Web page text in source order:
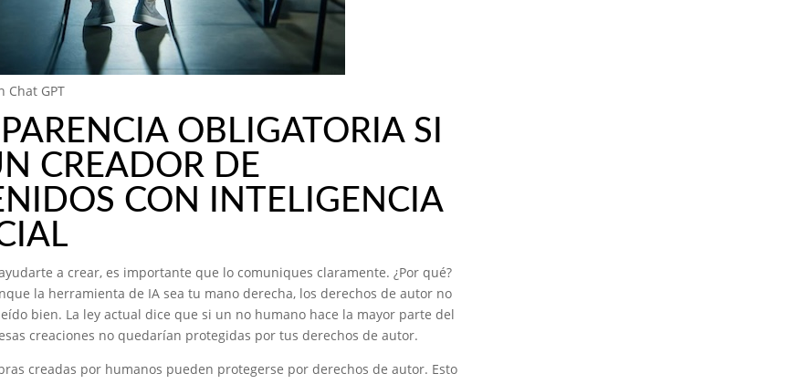
Chat GPT
OBLIGATORIA SI
CREADOR DE
CON INTELIGENCIA
a crear, es importante que lo comuniques claramente. ¿Por qué?
la herramienta de IA sea tu mano derecha, los derechos de autor no
bien. La ley actual dice que si un no humano hace la mayor parte del
creaciones no quedarían protegidas por tus derechos de autor.
creadas por humanos pueden protegerse por derechos de autor. Esto